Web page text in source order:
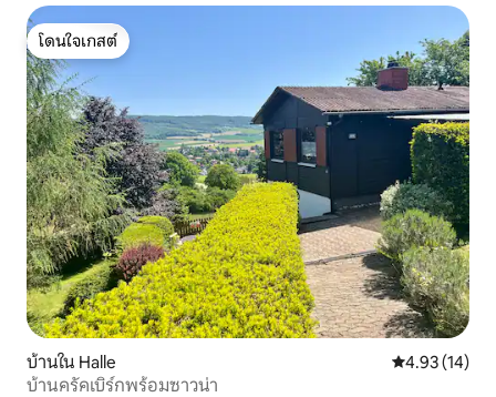
โดนใจเกสต์
โดนใจเกสต์
บ้านใน Halle คะแนนเฉลี่ย
4.93 (14)
บ้านครัคเบิร์กพร้อมซาวน่า